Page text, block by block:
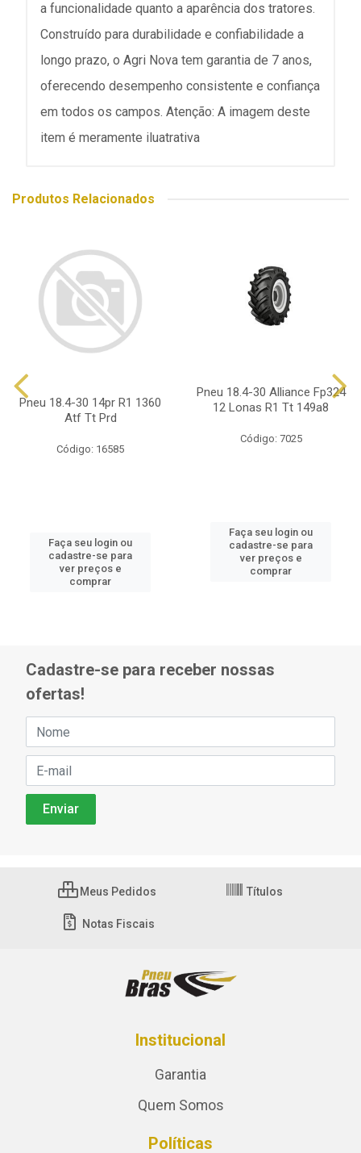
a funcionalidade quanto a aparência dos tratores.
Construído para durabilidade e confiabilidade a
longo prazo, o Agri Nova tem garantia de 7 anos,
oferecendo desempenho consistente e confiança
em todos os campos. Atenção: A imagem deste
item é meramente iluatrativa
Produtos Relacionados
Pneu 18.4-30 14pr R1 1360
Atf Tt Prd
Código: 16585
Faça seu login ou
cadastre-se para
ver preços e
comprar
Pneu 18.4-30 Alliance Fp324
12 Lonas R1 Tt 149a8
Código: 7025
Faça seu login ou
cadastre-se para
ver preços e
comprar
Cadastre-se para receber nossas
ofertas!
Meus Pedidos Títulos
Notas Fiscais
Institucional
Garantia
Quem Somos
Políticas